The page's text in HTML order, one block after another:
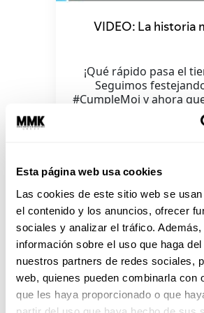
Esta página web usa cookies
Las cookies de este sitio web se
el contenido y los anuncios, ofrecer
sociales y analizar el tráfico.
información sobre el uso que haga
nuestros partners de redes sociales,
web, quienes pueden combinarla con
que les haya proporcionado o que
VIDEO: La historia
¡Qué rápido pasa el
Seguimos
#CumpleMoi y ahora
que veas cómo ha sido